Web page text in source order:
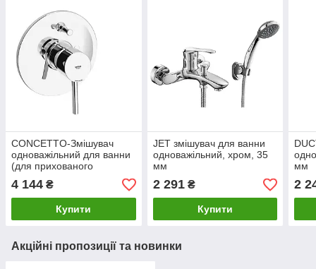
CONCETTO-Змішувач
одноважільний для ванни
(для прихованого
монтажу,
укомплектований), хром
4 144 ₴
Купити
JET змішувач для ванни
одноважільний, хром, 35
мм
2 291₴
Купити
мм
2
Акційні пропозиції та новинки